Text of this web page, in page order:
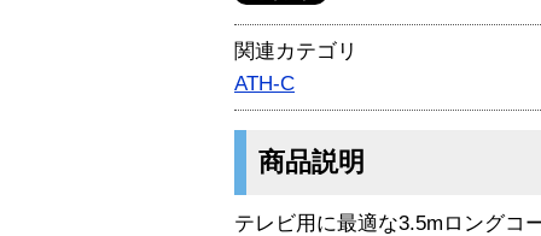
関連カテゴリ
ATH-C
商品説明
テレビ用に最適な3.5mロングコ